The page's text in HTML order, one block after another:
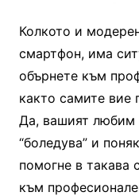
Колкото и
смартфон, има
обърнете към
както самите вие
Да, вашият
“боледува” и
помогне в такава
към